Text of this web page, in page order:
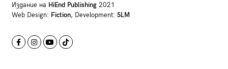
Издание на HiEnd Publishing2021
Web Design: Fiction, Development: SLM